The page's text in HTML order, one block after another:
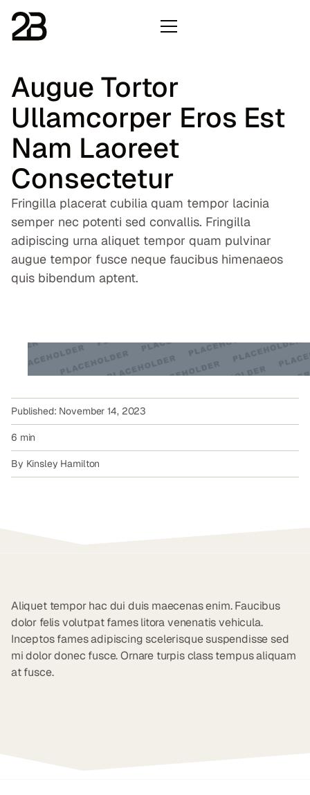
Augue Tortor
Ullamcorper Eros Est
Nam Laoreet
Consectetur
Fringilla placerat cubilia quam tempor lacinia
semper nec potenti sed convallis. Fringilla
adipiscing urna aliquet tempor quam pulvinar
augue tempor fusce neque faucibus himenaeos
quis bibendum aptent.
November 14, 2023
6 min
Kinsley Hamilton
Aliquet tempor hac dui duis maecenas enim. Faucibus
dolor felis volutpat fames litora venenatis vehicula.
Inceptos fames adipiscing scelerisque suspendisse sed
mi dolor donec fusce. Ornare turpis class tempus aliquam
at fusce.